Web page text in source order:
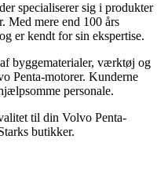
specialiserer sig i produkter
Med mere end 100 års
er kendt for sin ekspertise.
byggematerialer, værktøj og
Penta-motorer. Kunderne
personale.
til din Volvo Penta-
butikker.